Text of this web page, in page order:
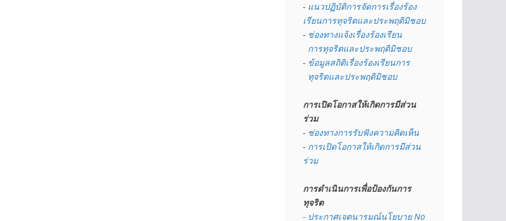
- แนวปฏิบัติการจัดการเรื่องร้อง
เรียนการทุจริตและประพฤติมิชอบ
- ช่องทางแจ้งเรื่องร้องเรียน
  การทุจริตและประพฤติมิชอบ
- ข้อมูลสถิติเรื่องร้องเรียนการ
  ทุจริตและประพฤติมิชอบ
การเปิดโอกาสให้เกิดการมีส่วน
ร่วม
- ช่องทางการรับฟังความคิดเห็น
- การเปิดโอกาสให้เกิดการมีส่วน
ร่วม
การดำเนินการเพื่อป้องกันการ
ทุจริต
- ประกาศเจตนารมณ์นโยบาย No